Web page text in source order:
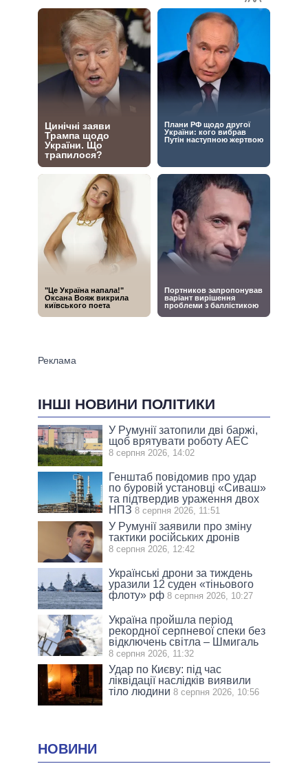
ІНШІ НОВИНИ ПОЛІТИКИ
У Румунії затопили дві баржі,
щоб врятувати роботу АЕС
8 серпня 2026, 14:02
Генштаб повідомив про удар
по буровій установці «Сиваш»
та підтвердив ураження двох
НПЗ 8 серпня 2026, 11:51
У Румунії заявили про зміну
тактики російських дронів
8 серпня 2026, 12:42
Українські дрони за тиждень
уразили 12 суден «тіньового
флоту» рф 8 серпня 2026, 10:27
Україна пройшла період
рекордної серпневої спеки без
відключень світла – Шмигаль
8 серпня 2026, 11:32
Удар по Києву: під час
ліквідації наслідків виявили
тіло людини 8 серпня 2026, 10:56
НОВИНИ